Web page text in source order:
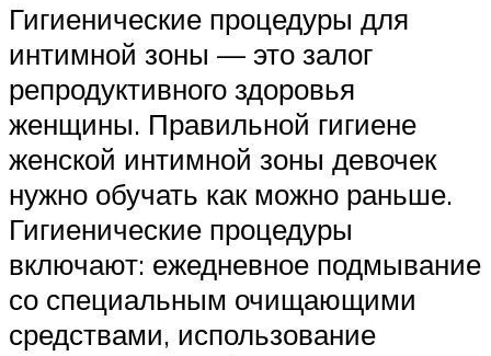
Гигиенические процедуры для
интимной зоны — это залог
репродуктивного здоровья
женщины. Правильной гигиене
женской интимной зоны девочек
нужно обучать как можно раньше.
Гигиенические процедуры
включают: ежедневное подмывание
со специальным очищающими
средствами, использование